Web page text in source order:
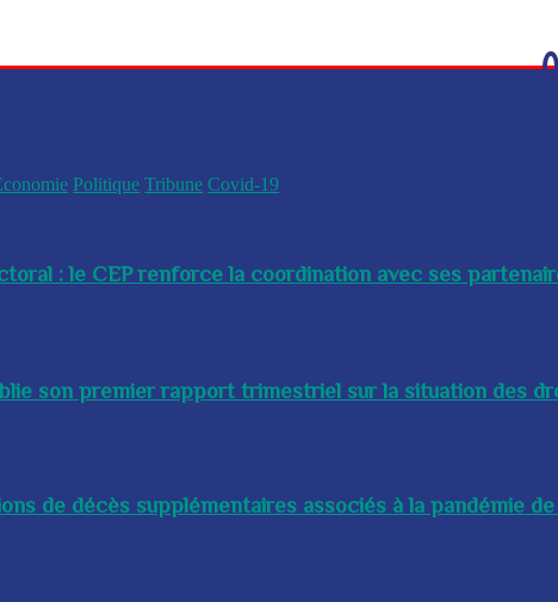
Politique Tribune Covid-19
: le CEP renforce la coordination avec ses
son premier rapport trimestriel sur la situation des
de décès supplémentaires associés à la pandémie de